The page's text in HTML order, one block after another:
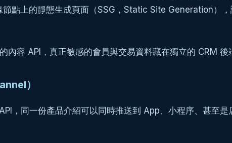
點上的靜態生成頁面（SSG，Static Site Generation）
內容 API，真正敏感的會員與交易資料藏在獨立的 CRM
）
，同一份產品介紹可以同時推送到 App、小程序、甚至